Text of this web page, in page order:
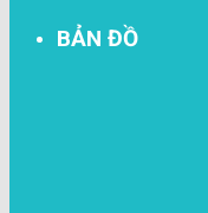
BẢN ĐỒ